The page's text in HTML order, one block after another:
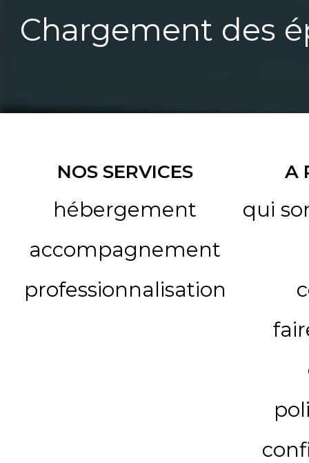
Chargement des
NOS SERVICES
hébergement
accompagnement
professionnalisation
A
qui